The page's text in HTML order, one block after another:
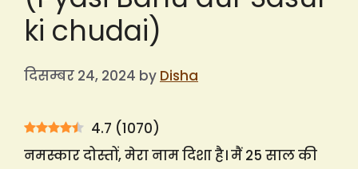
ki chudai)
दिसम्बर 24, 2024 by Disha
4.7 (1070)
नमस्कार दोस्तों, मेरा नाम दिशा है। मैं 25 साल की